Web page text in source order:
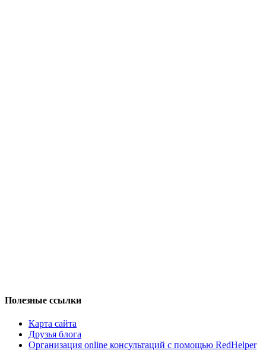
Полезные ссылки
Карта сайта
Друзья блога
Организация online консультаций с помощью RedHelper